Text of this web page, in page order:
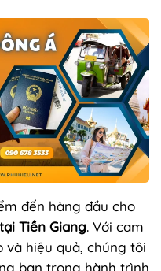
đến hàng đầu cho
Tiền Giang. Với cam
và hiệu quả, chúng tôi
bạn trong hành trình